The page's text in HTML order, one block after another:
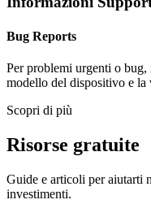
Bug Reports
Per problemi urgenti o
modello del dispositivo e la
Scopri di più
Risorse gratuite
Guide e articoli per aiutarti
investimenti.